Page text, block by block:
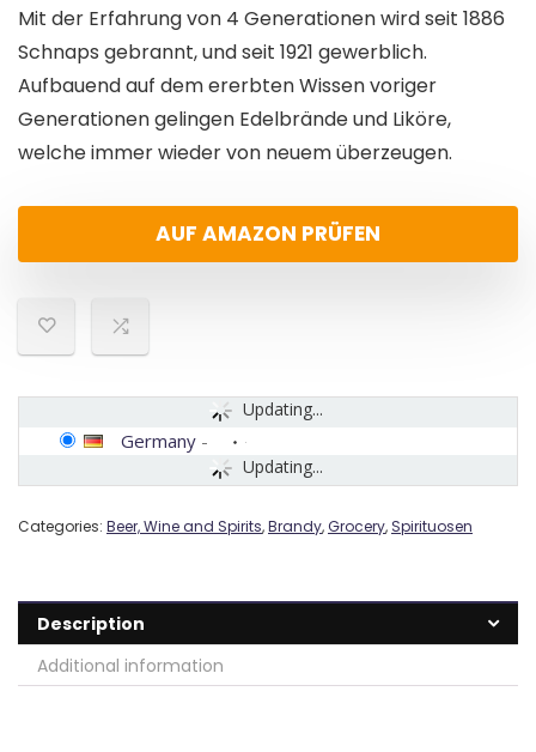
Mit der Erfahrung von 4 Generationen wird seit 1886
Schnaps gebrannt, und seit 1921 gewerblich.
Aufbauend auf dem ererbten Wissen voriger
Generationen gelingen Edelbrände und Liköre,
welche immer wieder von neuem überzeugen.
AUF AMAZON PRÜFEN
Updating...
Updating...
Germany -
Categories: Beer, Wine and Spirits,Brandy,Grocery, Spirituosen
Description
Additional information